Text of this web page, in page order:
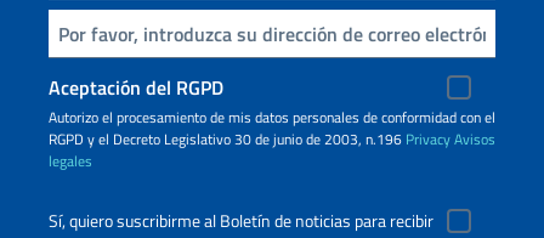
Inserta tu correo electronico
Aceptación del RGPD
Autorizo ​​el procesamiento de mis datos personales de conformidad con el
RGPD y el Decreto Legislativo 30 de junio de 2003, n.196 PrivacyAvisos
legales
Sí, quiero suscribirme al Boletín de noticias para recibir